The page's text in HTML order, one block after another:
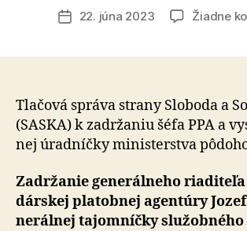
článku
Dátum
22. júna 2023 Žiadne
Tlačová správa strany Sloboda a
(SASKA) k zadr­ža­niu šéfa PPA a
nej úradníčky mi­nis­terstva
Zadržanie generálneho
dárskej pla­tob­nej agentúry
ne­rál­nej tajom­níčky